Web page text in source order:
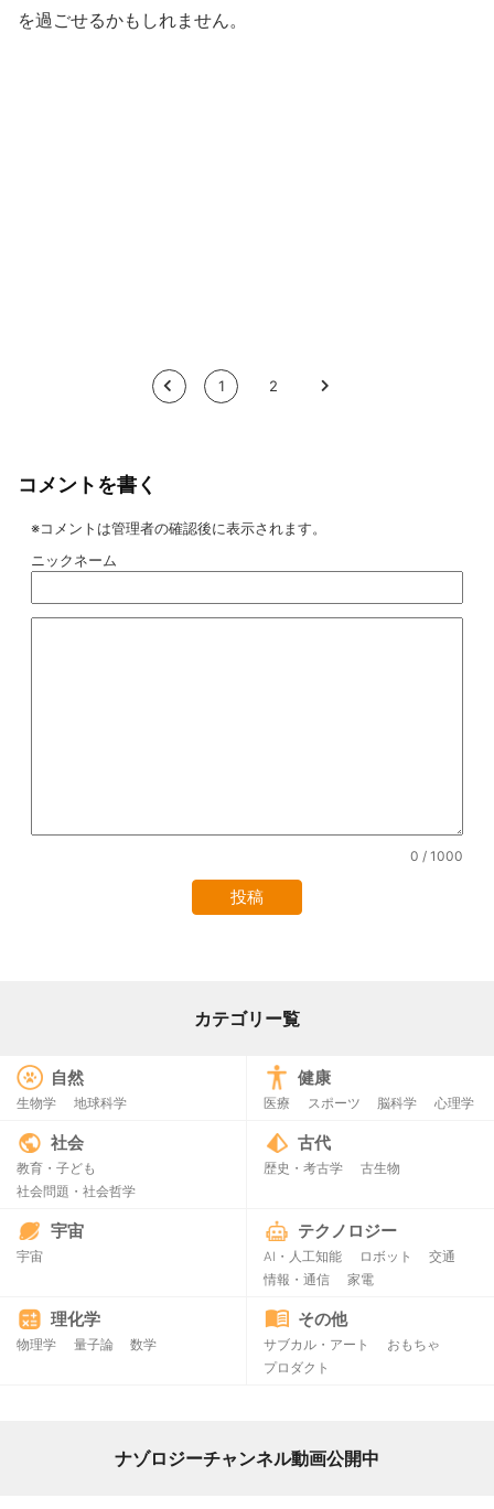
を過ごせるかもしれません。
< 1 2 >
コメントを書く
※コメントは管理者の確認後に表示されます。
ニックネーム
0 / 1000
カテゴリー覧
自然
生物学 地球科学
健康
医療 スポーツ 脳科学 心理学
社会
教育・子ども
社会問題・社会哲学
古代
歴史・考古学 古生物
宇宙
宇宙
テクノロジー
AI・人工知能 ロボット
交通
情報・通信
家電
理化学
物理学 量子論 数学
その他
サブカル・アート
おもちゃ
プロダクト
ナゾロジーチャンネル動画公開中